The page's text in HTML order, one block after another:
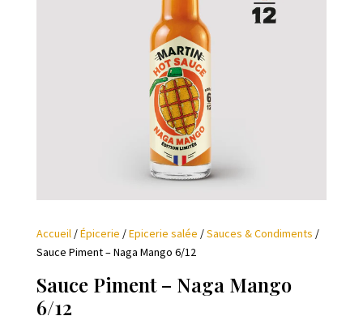
Accueil/Épicerie /Epicerie salée /Sauces & Condiments /
Sauce Piment – Naga Mango 6/12
Sauce Piment – Naga Mango
6/12